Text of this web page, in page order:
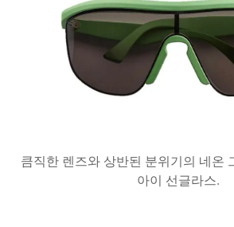
큼직한 렌즈와 상반된 분위기의 네온
아이 선글라스.